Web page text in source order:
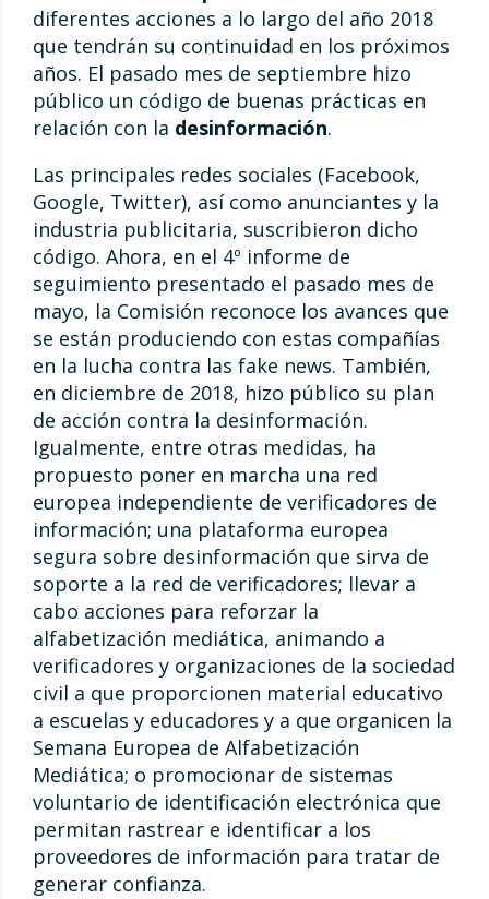
diferentes acciones a lo largo del año 2018
que tendrán su continuidad en los próximos
años. El pasado mes de septiembre hizo
público un código de buenas prácticas en
relación con la desinformación.
Las principales redes sociales (Facebook,
Google, Twitter), así como anunciantes y la
industria publicitaria, suscribieron dicho
código. Ahora, en el 4º informe de
seguimiento presentado el pasado mes de
mayo, la Comisión reconoce los avances que
se están produciendo con estas compañías
en la lucha contra las fake news. También,
en diciembre de 2018, hizo público su plan
de acción contra la desinformación.
Igualmente, entre otras medidas, ha
propuesto poner en marcha una red
europea independiente de verificadores de
información; una plataforma europea
segura sobre desinformación que sirva de
soporte a la red de verificadores; llevar a
cabo acciones para reforzar la
alfabetización mediática, animando a
verificadores y organizaciones de la sociedad
civil a que proporcionen material educativo
a escuelas y educadores y a que organicen la
Semana Europea de Alfabetización
Mediática; o promocionar de sistemas
voluntario de identificación electrónica que
permitan rastrear e identificar a los
proveedores de información para tratar de
generar confianza.